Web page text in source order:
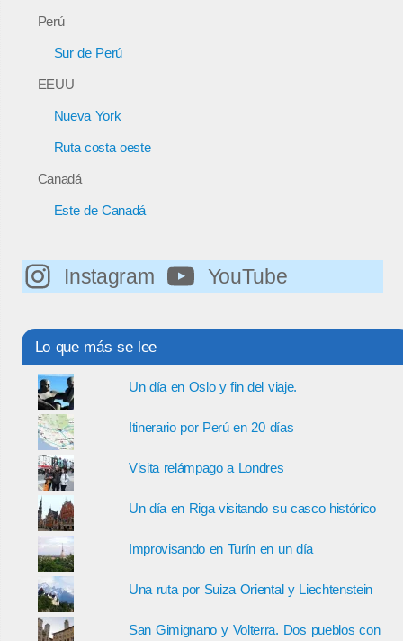
Perú
Sur de Perú
EEUU
Nueva York
Ruta costa oeste
Canadá
Este de Canadá
Instagram YouTube
Lo que más se lee
Un día en Oslo y fin del viaje.
Itinerario por Perú en 20 días
Visita relámpago a Londres
Un día en Riga visitando su casco histórico
Improvisando en Turín en un día
Una ruta por Suiza Oriental y Liechtenstein
San Gimignano y Volterra. Dos pueblos con